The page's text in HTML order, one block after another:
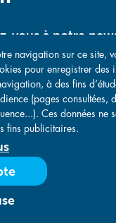
vous à notre
de Vente
navigation sur ce site,
pour enregistrer des
à des fins
(pages consultées,
Ces données ne
fins publicitaires.